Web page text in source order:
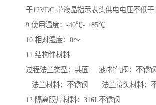
于12VDC,带液晶指示表头供电电压不低于
9.使用温度：-40℃- +85℃
10.相对湿度：0～
11.结构件材料
过程法兰类型：共面 液/排气阀：不锈
法兰材料：不锈钢 法兰接头材料：
12.隔离膜片材料：316L不锈钢